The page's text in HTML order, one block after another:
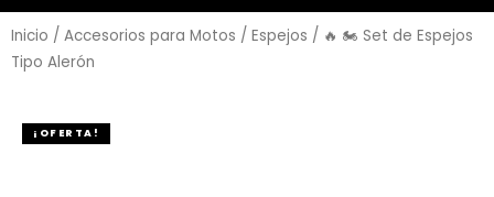
Inicio / Accesorios para Motos / Espejos / 🔥 🏍️ Set de Espejos
Tipo Alerón
¡OFERTA!